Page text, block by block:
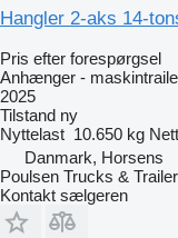
Hangler 2-aks 14-
Pris efter forespørgsel
Anhænger -
2025
Tilstand ny
Nyttelast 10.650 kg
Danmark, Horsens
Poulsen Trucks &
Kontakt sælgeren